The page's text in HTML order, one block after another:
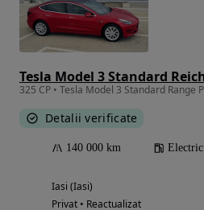
Detalii verificate
140 000 km Electric
Iasi (Iasi)
Privat • Reactualizat